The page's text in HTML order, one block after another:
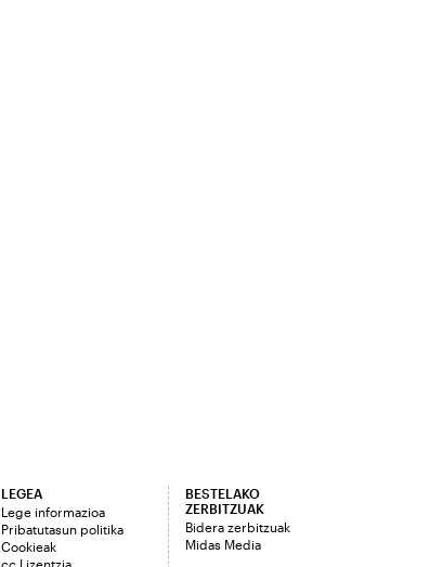
LEGEA
Lege informazioa
Pribatutasun politika
Cookieak
cc Lizentzia
BESTELAKO
ZERBITZUAK
Bidera zerbitzuak
Midas Media